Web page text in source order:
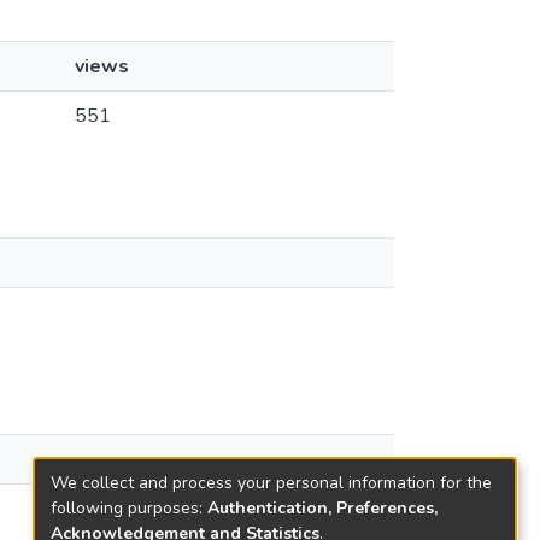
views
551
We collect and process your personal information for the
following purposes: Authentication, Preferences,
Acknowledgement and Statistics.